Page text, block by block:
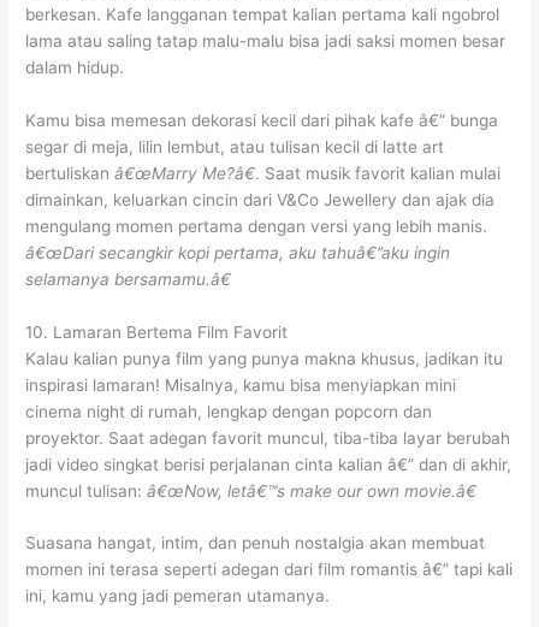
berkesan. Kafe langganan tempat kalian pertama kali ngobrol
lama atau saling tatap malu-malu bisa jadi saksi momen besar
dalam hidup.
Kamu bisa memesan dekorasi kecil dari pihak kafe â€” bunga
segar di meja, lilin lembut, atau tulisan kecil di latte art
bertuliskanâ€œMarry Me?â€. Saat musik favorit kalian mulai
dimainkan, keluarkan cincin dari V&Co Jewellery dan ajak dia
mengulang momen pertama dengan versi yang lebih manis.
â€œDari secangkir kopi pertama, aku tahuâ€”aku ingin
selamanya bersamamu.â€
10. Lamaran Bertema Film Favorit
Kalau kalian punya film yang punya makna khusus, jadikan itu
inspirasi lamaran! Misalnya, kamu bisa menyiapkan mini
cinema night di rumah, lengkap dengan popcorn dan
proyektor. Saat adegan favorit muncul, tiba-tiba layar berubah
jadi video singkat berisi perjalanan cinta kalian â€” dan di akhir,
muncul tulisan:â€œNow, letâ€™s make our own movie.â€
Suasana hangat, intim, dan penuh nostalgia akan membuat
momen ini terasa seperti adegan dari film romantis â€” tapi kali
ini, kamu yang jadi pemeran utamanya.